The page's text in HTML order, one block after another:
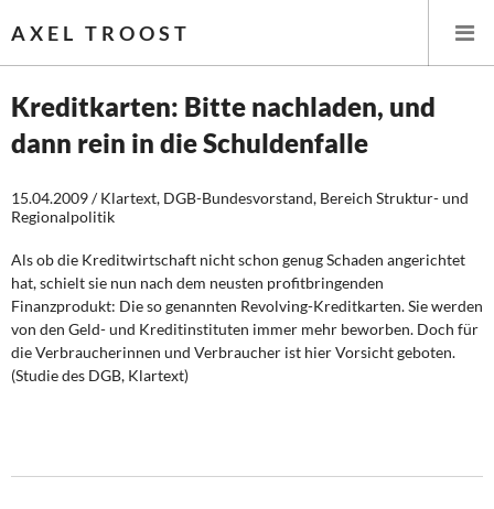
AXEL TROOST
Startseite
Themen
Leitlinien linker Wirtschafts- und Finanzpolitik
Wirtschaftspolitik
Steuer- und Finanzpolitik
Kreditkarten: Bitte nachladen, und
dann rein in die Schuldenfalle
15.04.2009 / Klartext, DGB-Bundesvorstand, Bereich Struktur- und
Regionalpolitik
Als ob die Kreditwirtschaft nicht schon genug Schaden angerichtet
hat, schielt sie nun nach dem neusten profitbringenden
Finanzprodukt: Die so genannten Revolving-Kreditkarten. Sie werden
von den Geld- und Kreditinstituten immer mehr beworben. Doch für
die Verbraucherinnen und Verbraucher ist hier Vorsicht geboten.
(Studie des DGB, Klartext)